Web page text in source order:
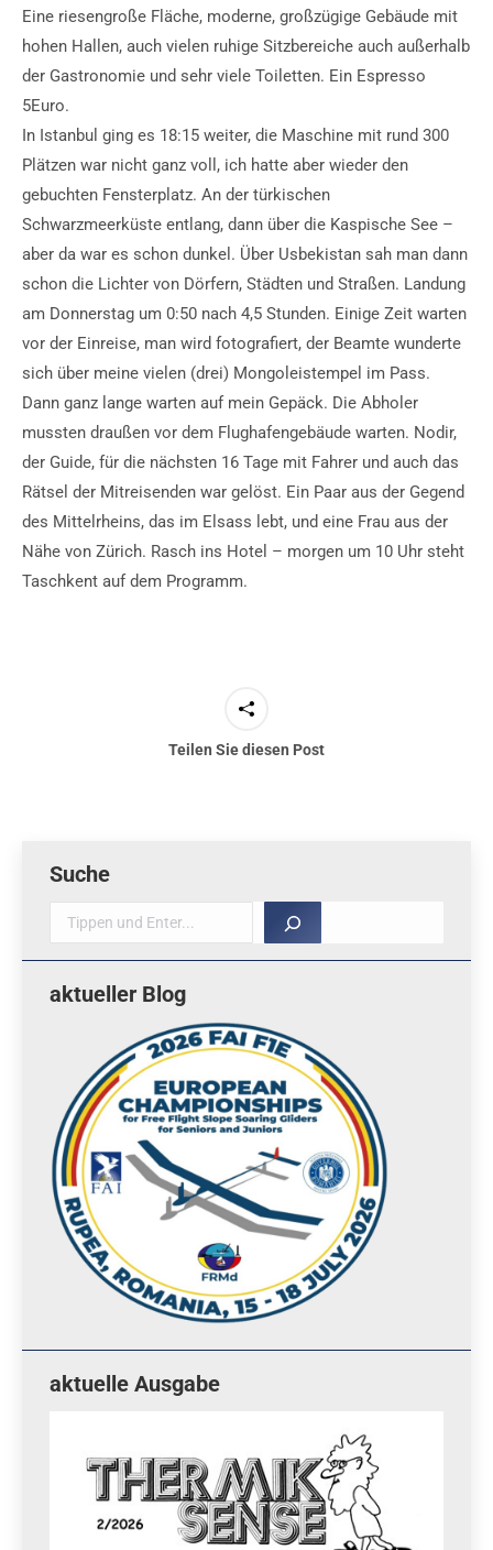
Eine riesengroße Fläche, moderne, großzügige Gebäude mit
hohen Hallen, auch vielen ruhige Sitzbereiche auch außerhalb
der Gastronomie und sehr viele Toiletten. Ein Espresso
5Euro.
In Istanbul ging es 18:15 weiter, die Maschine mit rund 300
Plätzen war nicht ganz voll, ich hatte aber wieder den
gebuchten Fensterplatz. An der türkischen
Schwarzmeerküste entlang, dann über die Kaspische See –
aber da war es schon dunkel. Über Usbekistan sah man dann
schon die Lichter von Dörfern, Städten und Straßen. Landung
am Donnerstag um 0:50 nach 4,5 Stunden. Einige Zeit warten
vor der Einreise, man wird fotografiert, der Beamte wunderte
sich über meine vielen (drei) Mongoleistempel im Pass.
Dann ganz lange warten auf mein Gepäck. Die Abholer
mussten draußen vor dem Flughafengebäude warten. Nodir,
der Guide, für die nächsten 16 Tage mit Fahrer und auch das
Rätsel der Mitreisenden war gelöst. Ein Paar aus der Gegend
des Mittelrheins, das im Elsass lebt, und eine Frau aus der
Nähe von Zürich. Rasch ins Hotel – morgen um 10 Uhr steht
Taschkent auf dem Programm.
Teilen Sie diesen Post
Suche
Suche
aktueller Blog
aktuelle Ausgabe